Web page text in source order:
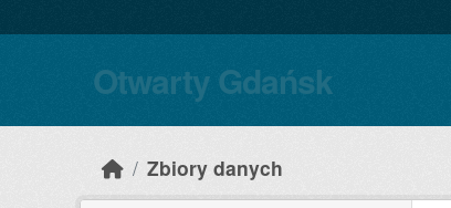
Otwarty Gdańsk
Zbiory danych